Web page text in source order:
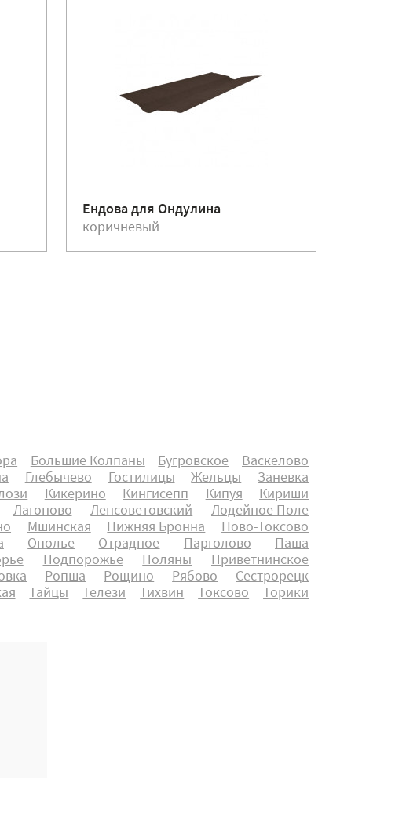
Ендова для Ондулина
коричневый
Большие Колпаны Бугровское
Васкелово
Глебычево Гостилицы Жельцы
Заневка
Кикерино Кингисепп Кипуя
Кириши
Лагоново Ленсоветовский
Лодейное Поле
Мшинская Нижняя Бронна
Ново-Токсово
Ополье Отрадное Парголово
Паша
Подпорожье Поляны
Приветнинское
Ропша Рощино Рябово
Сестрорецк
Тайцы Телези Тихвин Токсово
Торики